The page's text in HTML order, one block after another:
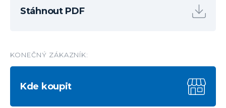
Stáhnout PDF
KONEČNÝ ZÁKAZNÍK:
Kde koupit